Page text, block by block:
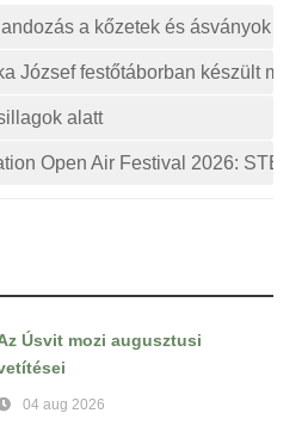
a kőzetek és ásványok
József festőtáborban készült
alatt
Open Air Festival 2026:
Úsvit mozi augusztusi
04 aug 2026